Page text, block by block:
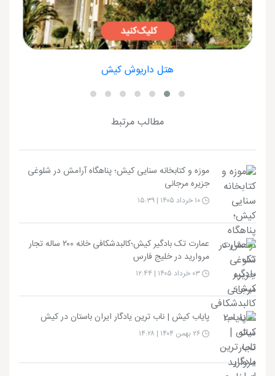
هتل داریوش کیش
مطالب مرتبط
موزه و کتابخانه سنایی کیش؛ پناهگاه آرامش در شلوغی
جزیره مرجانی
عمارت تک بادگیر کیش؛کالبدشکافی خانه ۲۰۰ ساله تجار
مروارید در خلیج فارس
پایاب کیش | ناب ترین یادگار ایران باستان در کیش